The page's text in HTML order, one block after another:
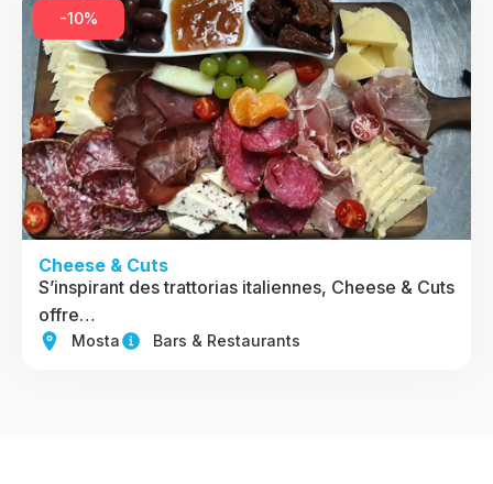
-10%
Cheese & Cuts
S’inspirant des trattorias italiennes, Cheese & Cuts
offre…
Mosta Bars & Restaurants